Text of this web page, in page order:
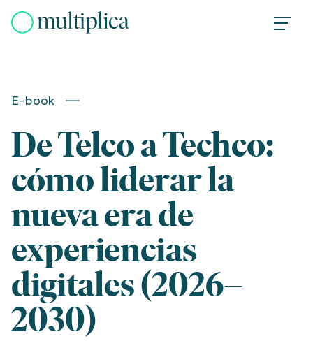
E-book
De Telco a Techco:
cómo liderar la
nueva era de
experiencias
digitales (2026–
2030)